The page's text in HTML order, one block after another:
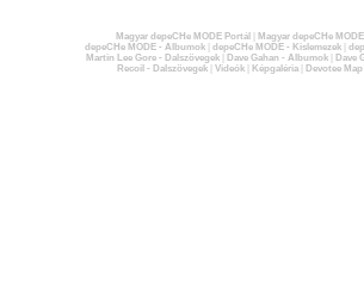
Magyar depeCHe MODE Portál
Magyar depeCHe
depeCHe MODE - Albumok| depeCHe MODE - Kislemezek|
Martin Lee Gore - Dalszövegek| Dave Gahan - Albumok|
Dave
Recoil - Dalszövegek| Videók| Képgaléria| Devotee Map